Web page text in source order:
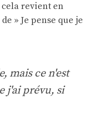
cela revient en
» Je pense que je
mais ce n'est
j'ai prévu, si